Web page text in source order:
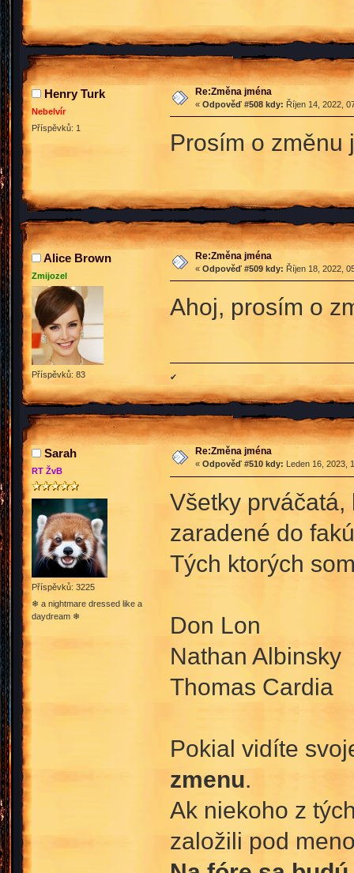
Henry Turk
Nebelvír
Příspěvků: 1
Re:Změna jména
« Odpověď #508 kdy: Říjen 14, 2022,
Prosím o změnu
Alice Brown
Zmijozel
Příspěvků: 83
Re:Změna jména
« Odpověď #509 kdy: Říjen 18, 2022,
Ahoj, prosím o
✔
Sarah
RT ŽvB
Příspěvků: 3225
❄ a nightmare dressed like a
daydream ❄
Re:Změna jména
« Odpověď #510 kdy: Leden 16, 2023,
Všetky
zaradené do
Tých ktorých
Don Lon
Nathan Albinsky
Thomas Cardia
Pokial vidíte
zmenu.
Ak niekoho z
založili pod